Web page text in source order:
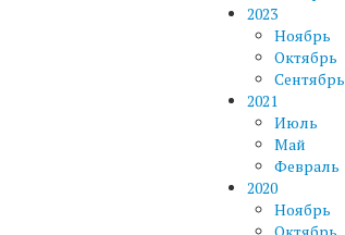
2023
Ноябрь
Октябрь
Сентябрь
2021
Июль
Май
Февраль
2020
Ноябрь
Октябрь